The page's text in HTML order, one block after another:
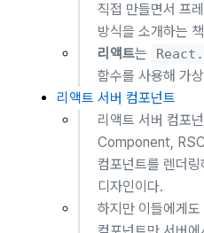
직접 만들면서 프
방식을 소개하는
리액트는
함수를 사용해 가
리액트 서버 컴포넌트
리액트 서버 컴포
Component,
컴포넌트를 렌더
디자인이다.
하지만 이들에게도